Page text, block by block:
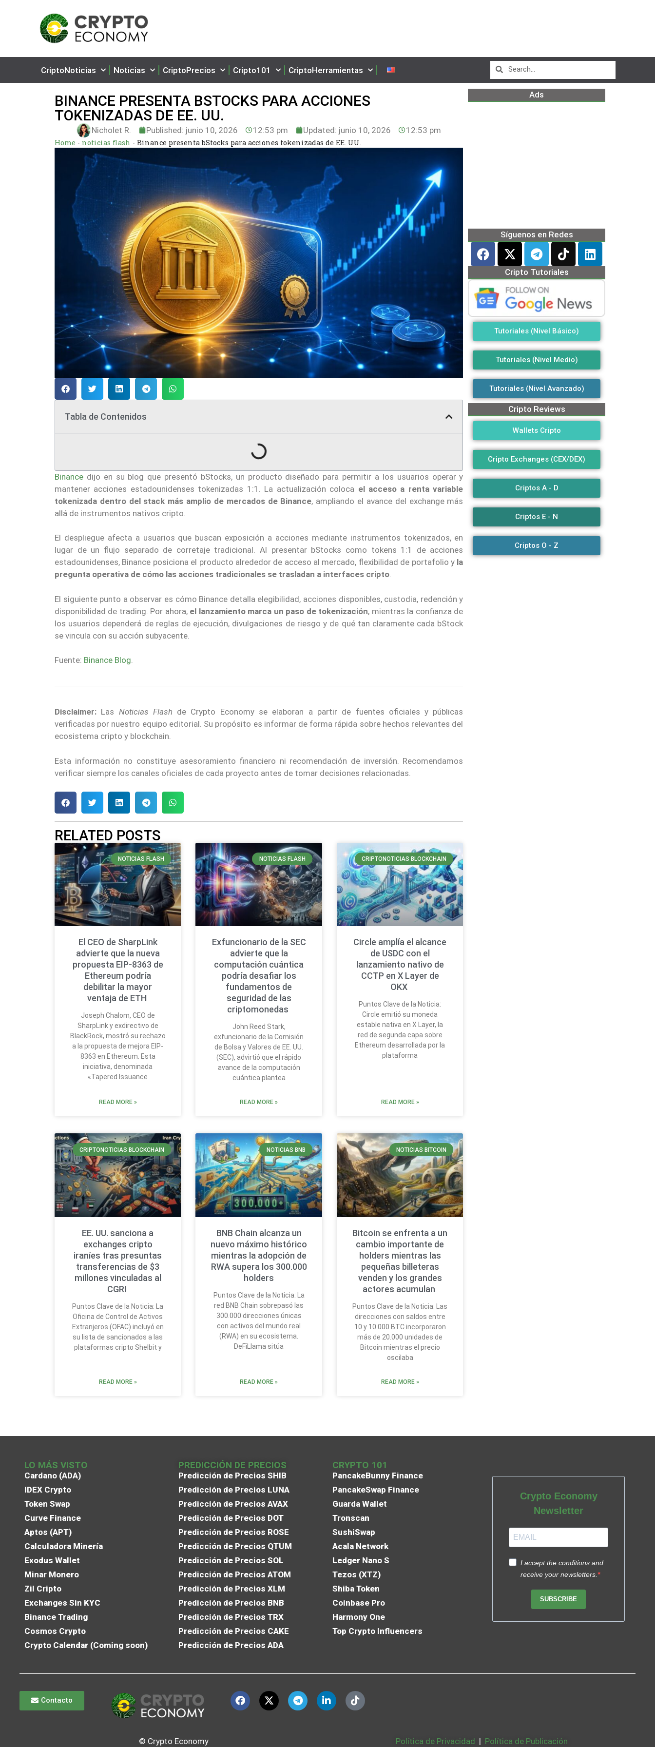
CriptoNoticias Noticias CriptoPrecios Cripto101 CriptoHerramientas
BINANCE PRESENTA BSTOCKS PARA ACCIONES
TOKENIZADAS DE EE. UU.
Nicholet R. Published: junio 10, 2026 12:53 pm Updated: junio 10, 2026 12:53 pm
Home - noticias flash - Binance presenta bStocks para acciones tokenizadas de EE. UU.
Tabla de Contenidos
Binance dijo en su blog que presentó bStocks, un producto diseñado para permitir a los usuarios operar y
mantener acciones estadounidenses tokenizadas 1:1. La actualización coloca el acceso a renta variable
tokenizada dentro del stack más amplio de mercados de Binance, ampliando el avance del exchange más
allá de instrumentos nativos cripto.
El despliegue afecta a usuarios que buscan exposición a acciones mediante instrumentos tokenizados, en
lugar de un flujo separado de corretaje tradicional. Al presentar bStocks como tokens 1:1 de acciones
estadounidenses, Binance posiciona el producto alrededor de acceso al mercado, flexibilidad de portafolio y la
pregunta operativa de cómo las acciones tradicionales se trasladan a interfaces cripto.
El siguiente punto a observar es cómo Binance detalla elegibilidad, acciones disponibles, custodia, redención y
disponibilidad de trading. Por ahora, el lanzamiento marca un paso de tokenización, mientras la confianza de
los usuarios dependerá de reglas de ejecución, divulgaciones de riesgo y de qué tan claramente cada bStock
se vincula con su acción subyacente.
Fuente: Binance Blog.
Disclaimer: Las Noticias Flash de Crypto Economy se elaboran a partir de fuentes oficiales y públicas
verificadas por nuestro equipo editorial. Su propósito es informar de forma rápida sobre hechos relevantes del
ecosistema cripto y blockchain.
Esta información no constituye asesoramiento financiero ni recomendación de inversión. Recomendamos
verificar siempre los canales oficiales de cada proyecto antes de tomar decisiones relacionadas.
RELATED POSTS
NOTICIAS FLASH
El CEO de SharpLink
advierte que la nueva
propuesta EIP-8363 de
Ethereum podría
debilitar la mayor
ventaja de ETH
Joseph Chalom, CEO de
SharpLink y exdirectivo de
BlackRock, mostró su rechazo
a la propuesta de mejora EIP-
8363 en Ethereum. Esta
iniciativa, denominada
«Tapered Issuance
READ MORE »
NOTICIAS FLASH
Exfuncionario de la SEC
advierte que la
computación cuántica
podría desafiar los
fundamentos de
seguridad de las
criptomonedas
John Reed Stark,
exfuncionario de la Comisión
de Bolsa y Valores de EE. UU.
(SEC), advirtió que el rápido
avance de la computación
cuántica plantea
READ MORE »
CRIPTONOTICIAS BLOCKCHAIN
Circle amplía el alcance
de USDC con el
lanzamiento nativo de
CCTP en X Layer de
OKX
Puntos Clave de la Noticia:
Circle emitió su moneda
estable nativa en X Layer, la
red de segunda capa sobre
Ethereum desarrollada por la
plataforma
READ MORE »
CRIPTONOTICIAS BLOCKCHAIN
EE. UU. sanciona a
exchanges cripto
iraníes tras presuntas
transferencias de $3
millones vinculadas al
CGRI
Puntos Clave de la Noticia: La
Oficina de Control de Activos
Extranjeros (OFAC) incluyó en
su lista de sancionados a las
plataformas cripto Shelbit y
READ MORE »
NOTICIAS BNB
BNB Chain alcanza un
nuevo máximo histórico
mientras la adopción de
RWA supera los 300.000
holders
Puntos Clave de la Noticia: La
red BNB Chain sobrepasó las
300.000 direcciones únicas
con activos del mundo real
(RWA) en su ecosistema.
DeFiLlama sitúa
READ MORE »
NOTICIAS BITCOIN
Bitcoin se enfrenta a un
cambio importante de
holders mientras las
pequeñas billeteras
venden y los grandes
actores acumulan
Puntos Clave de la Noticia: Las
direcciones con saldos entre
10 y 10.000 BTC incorporaron
más de 20.000 unidades de
Bitcoin mientras el precio
oscilaba
READ MORE »
Ads
Síguenos en Redes
Cripto Tutoriales
Tutoriales (Nivel Básico)
Tutoriales (Nivel Medio)
Tutoriales (Nivel Avanzado)
Cripto Reviews
Wallets Cripto
Cripto Exchanges (CEX/DEX)
Criptos A - D
Criptos E - N
Criptos O - Z
LO MÁS VISTO
Cardano (ADA)
IDEX Crypto
Token Swap
Curve Finance
Aptos (APT)
Calculadora Minería
Exodus Wallet
Minar Monero
Zil Cripto
Exchanges Sin KYC
Binance Trading
Cosmos Crypto
Crypto Calendar (Coming soon)
PREDICCIÓN DE PRECIOS
Predicción de Precios SHIB
Predicción de Precios LUNA
Predicción de Precios AVAX
Predicción de Precios DOT
Predicción de Precios ROSE
Predicción de Precios QTUM
Predicción de Precios SOL
Predicción de Precios ATOM
Predicción de Precios XLM
Predicción de Precios BNB
Predicción de Precios TRX
Predicción de Precios CAKE
Predicción de Precios ADA
CRYPTO 101
PancakeBunny Finance
PancakeSwap Finance
Guarda Wallet
Tronscan
SushiSwap
Acala Network
Ledger Nano S
Tezos (XTZ)
Shiba Token
Coinbase Pro
Harmony One
Top Crypto Influencers
Crypto Economy
Newsletter
I accept the conditions and
receive your newsletters.
SUBSCRIBE
Contacto
© Crypto Economy Política de Privacidad | Política de Publicación